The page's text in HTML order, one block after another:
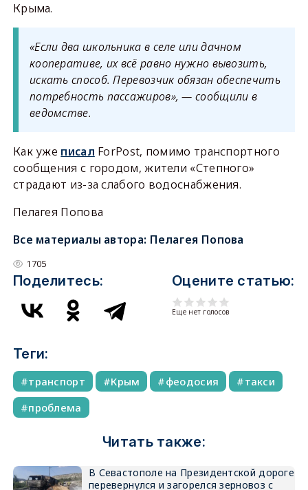
Крыма.
«Если два школьника в селе или дачном
кооперативе, их всё равно нужно вывозить,
искать способ. Перевозчик обязан обеспечить
потребность пассажиров», — сообщили в
ведомстве.
Как уже писал ForPost, помимо транспортного
сообщения с городом, жители «Степного»
страдают из-за слабого водоснабжения.
Пелагея Попова
Все материалы автора: Пелагея Попова
1705
Поделитесь: Оцените статью:
Еще нет голосов
Теги:
транспорт Крым феодосия
такси
проблема
Читать также:
В Севастополе на Президентской дороге
перевернулся и загорелся зерновоз с